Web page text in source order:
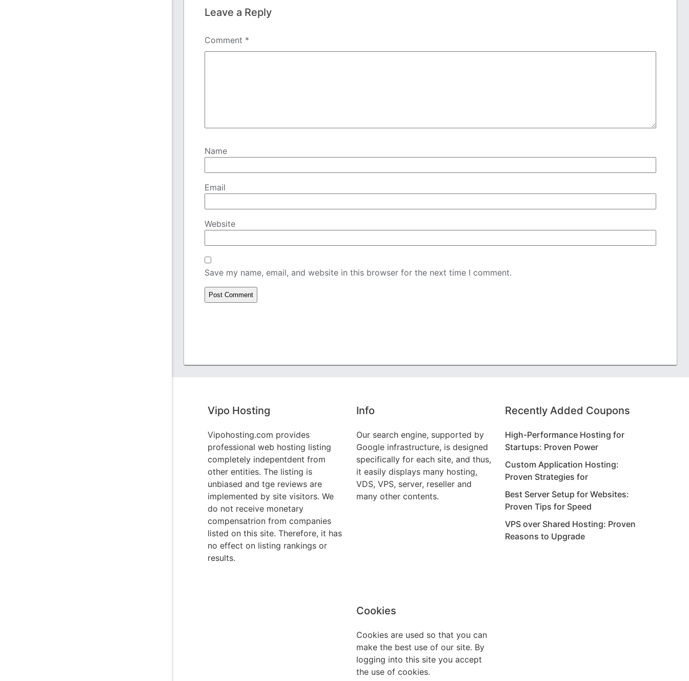
Leave a Reply
Comment *
Name
Email
Website
Save my name, email, and website in this browser for the next time I comment.
Vipo Hosting
Vipohosting.com provides
professional web hosting listing
completely indepentdent from
other entities. The listing is
unbiased and tge reviews are
implemented by site visitors. We
do not receive monetary
compensatrion from companies
listed on this site. Therefore, it has
no effect on listing rankings or
results.
Info
Our search engine, supported by
Google infrastructure, is designed
specifically for each site, and thus,
it easily displays many hosting,
VDS, VPS, server, reseller and
many other contents.
Recently Added Coupons
High-Performance Hosting for
Startups: Proven Power
Custom Application Hosting:
Proven Strategies for
Best Server Setup for Websites:
Proven Tips for Speed
VPS over Shared Hosting: Proven
Reasons to Upgrade
Cookies
Cookies are used so that you can
make the best use of our site. By
logging into this site you accept
the use of cookies.